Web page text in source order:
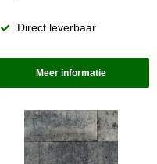
Direct leverbaar
Meer informatie